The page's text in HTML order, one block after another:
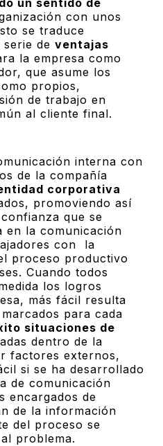
un sentido de
con unos
se traduce
serie deventajas
la empresa como
que asume los
propios,
de trabajo en
al cliente final.
interna con
de la compañía
corporativa
promoviendo así
que se
en la comunicación
con la
proceso productivo
Cuando todos
los logros
más fácil resulta
para cada
situaciones de
dentro de la
factores externos,
si se ha desarrollado
de comunicación
encargados de
de la información
del proceso se
problema.